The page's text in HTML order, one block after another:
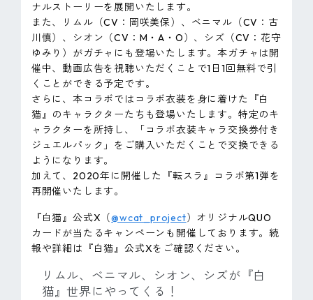
ナルストーリーを展開いたします。
また、リムル（CV：岡咲美保）、ベニマル（CV：古
川慎）、シオン（CV：M・A・O）、シズ（CV：花守
ゆみり）がガチャにも登場いたします。本ガチャは開
催中、動画広告を視聴いただくことで1日1回無料で引
くことができる予定です。
さらに、本コラボではコラボ衣装を身に着けた『白
猫』のキャラクターたちも登場いたします。特定のキ
ャラクターを所持し、「コラボ衣装キャラ交換券付き
ジュエルパック」をご購入いただくことで交換できる
ようになります。
加えて、2020年に開催した『転スラ』コラボ第1弾を
再開催いたします。
『白猫』公式X（@wcat_project）オリジナルQUO
カードが当たるキャンペーンも開催しております。続
報や詳細は『白猫』公式Xをご確認ください。
リムル、ベニマル、シオン、シズが『白
猫』世界にやってくる！